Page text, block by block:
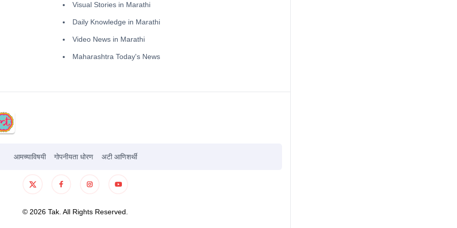
Visual Stories in Marathi
Daily Knowledge in Marathi
Video News in Marathi
Maharashtra Today's News
आमच्याविषयी गोपनीयता धोरण अटी आणिशर्थी
© 2026 Tak. All Rights Reserved.